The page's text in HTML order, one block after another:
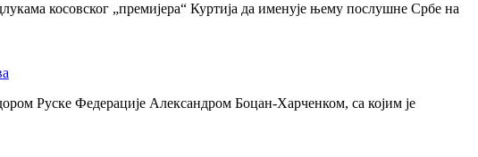
косовског „премијера“ Куртија да именује њему послушне Србе на
Руске Федерације Александром Боцан-Харченком, са којим је